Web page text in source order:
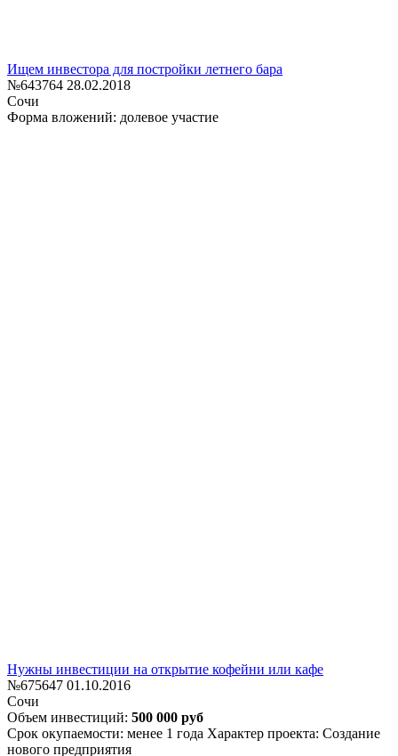
Ищем инвестора для постройки летнего бара
№643764 28.02.2018
Сочи
Форма вложений: долевое участие
Нужны инвестиции на открытие кофейни или кафе
№675647 01.10.2016
Сочи
Объем инвестиций: 500 000 руб
Срок окупаемости: менее 1 года Характер проекта: Создание
нового предприятия